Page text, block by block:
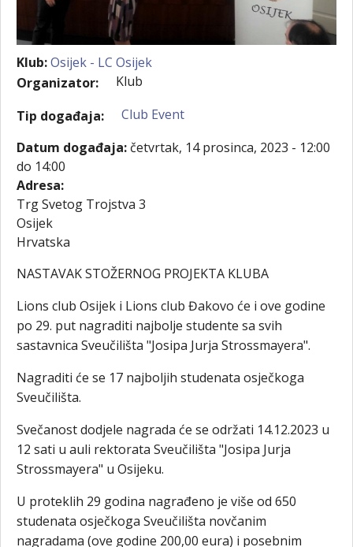
Klub:Osijek - LC Osijek
Organizator:
Klub
Tip događaja:
Club Event
Datum događaja: četvrtak, 14 prosinca, 2023 - 12:00
do 14:00
Adresa:
Trg Svetog Trojstva 3
Osijek
Hrvatska
NASTAVAK STOŽERNOG PROJEKTA KLUBA
Lions club Osijek i Lions club Đakovo će i ove godine
po 29. put nagraditi najbolje studente sa svih
sastavnica Sveučilišta "Josipa Jurja Strossmayera".
Nagraditi će se 17 najboljih studenata osječkoga
Sveučilišta.
Svečanost dodjele nagrada će se održati 14.12.2023 u
12 sati u auli rektorata Sveučilišta "Josipa Jurja
Strossmayera" u Osijeku.
U proteklih 29 godina nagrađeno je više od 650
studenata osječkoga Sveučilišta novčanim
nagradama (ove godine 200,00 eura) i posebnim